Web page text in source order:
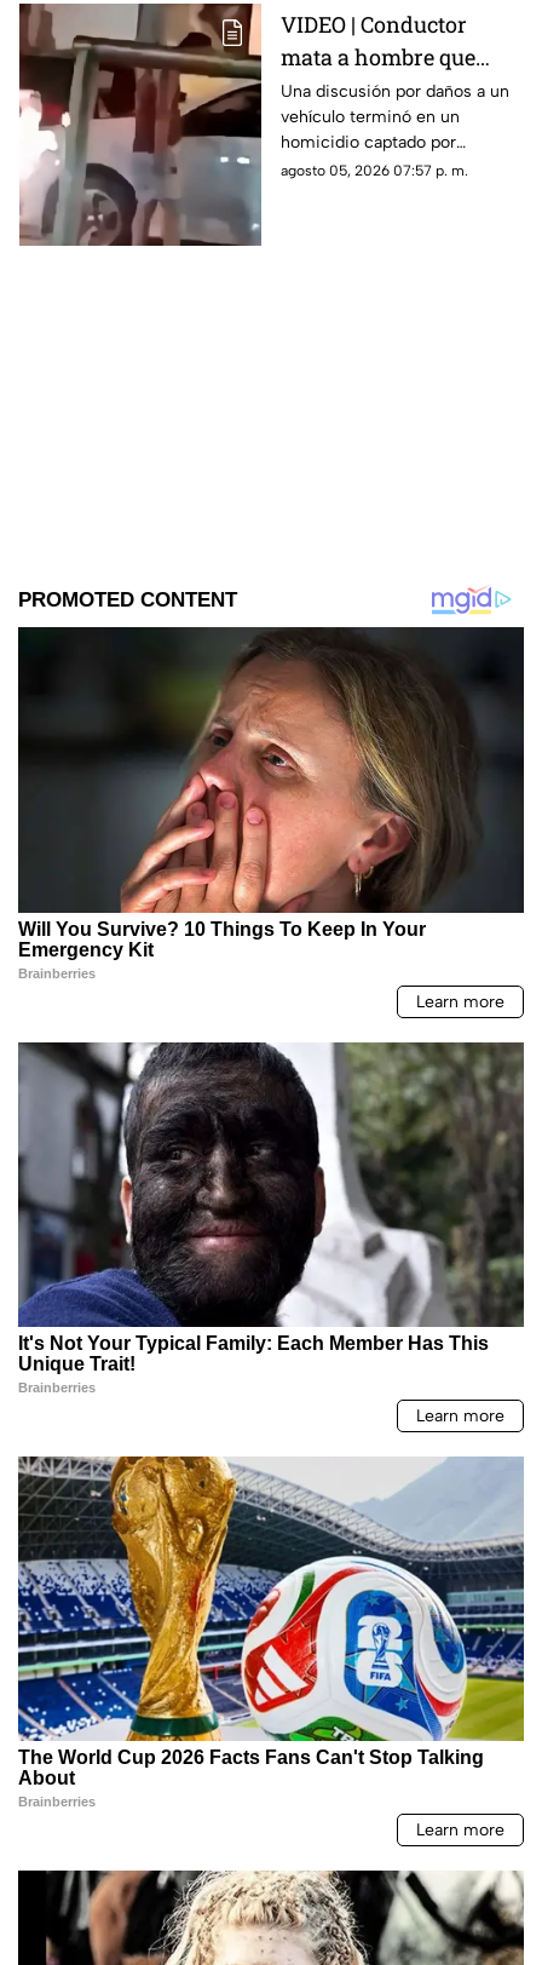
VIDEO | Conductor
mata a hombre que
rompió su espejo
retrovisor
Una discusión por daños a un
vehículo terminó en un
homicidio captado por
testigos.
agosto 05, 2026 07:57 p. m.